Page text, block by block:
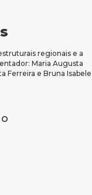
regionais e a
Maria Augusta
Ferreira e Bruna Isabele